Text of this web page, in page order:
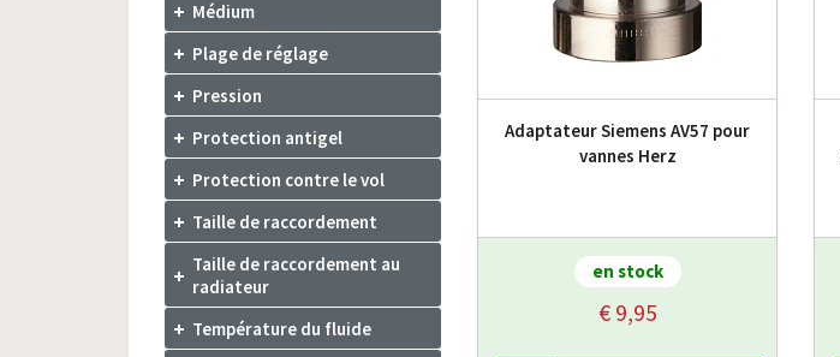
Médium
Plage de réglage
Pression
Protection antigel
Protection contre le vol
Taille de raccordement
Taille de raccordement au
radiateur
Température du fluide
Adaptateur Siemens AV57 pour
vannes Herz
en stock
€ 9,95